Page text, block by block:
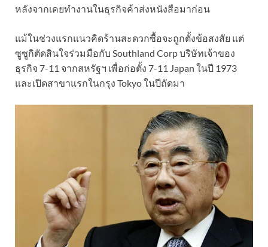
หลังจากเคยทำงานในธุรกิจค้าส่งหนังสือมาก่อน
แม้ในช่วงแรกแนวคิดร้านสะดวกซื้อจะถูกตั้งข้อสงสัย แต่
ซูซูกิตัดสินใจร่วมมือกับ Southland Corp บริษัทเจ้าของ
ธุรกิจ 7-11 จากสหรัฐฯ เพื่อก่อตั้ง 7-11 Japan ในปี 1973
และเปิดสาขาแรกในกรุง Tokyo ในปีถัดมา